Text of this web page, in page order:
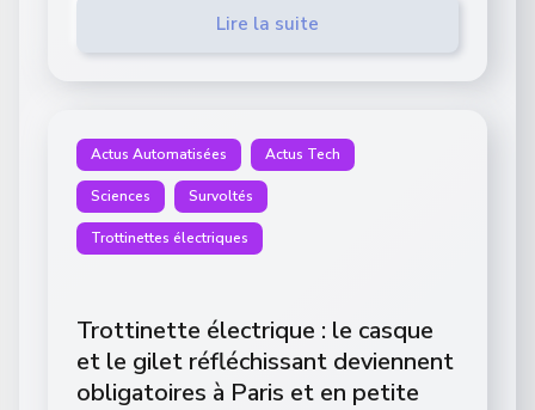
Lire la suite
Actus Automatisées Actus Tech
Sciences Survoltés
Trottinettes électriques
Trottinette électrique : le casque
et le gilet réfléchissant deviennent
obligatoires à Paris et en petite